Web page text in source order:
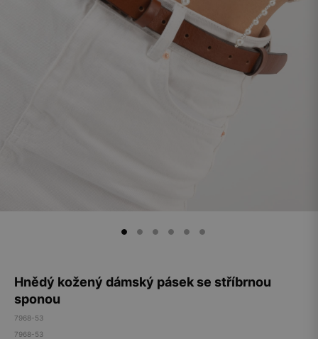
Hnědý kožený dámský pásek se stříbrnou
sponou
7968-53
7968-53